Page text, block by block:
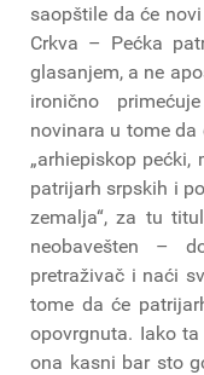
saopštile da će
Crkva – Pećka
glasanjem, a ne
ironično
novinara u tome
„arhiepiskop
patrijarh srpskih i
zemalja“, za tu
neobavešten –
pretraživač i naći
tome da će
opovrgnuta. Iako
ona kasni bar sto